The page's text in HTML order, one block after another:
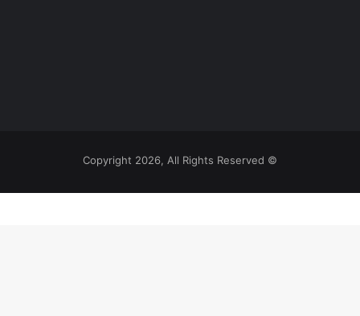
© Copyright 2026, All Rights Reserved